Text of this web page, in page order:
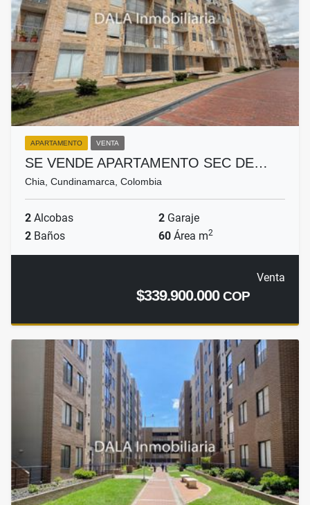
APARTAMENTO VENTA
SE VENDE APARTAMENTO SEC DE…
Chia, Cundinamarca, Colombia
2 Alcobas 2 Garaje
2 Baños 60 Área m2
Venta
$339.900.000COP